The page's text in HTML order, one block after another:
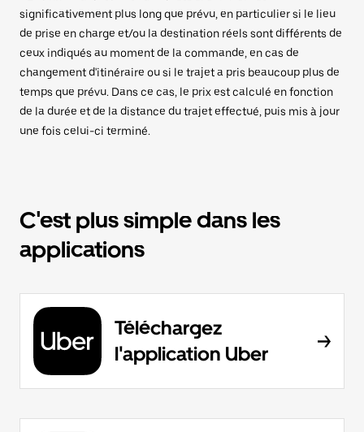
significativement plus long que prévu, en particulier si le lieu
de prise en charge et/ou la destination réels sont différents de
ceux indiqués au moment de la commande, en cas de
changement d'itinéraire ou si le trajet a pris beaucoup plus de
temps que prévu. Dans ce cas, le prix est calculé en fonction
de la durée et de la distance du trajet effectué, puis mis à jour
une fois celui-ci terminé.
C'est plus simple dans les
applications
Téléchargez
l'application Uber